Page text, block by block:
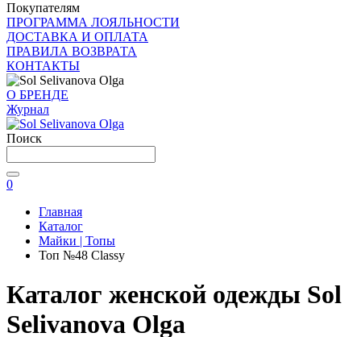
Покупателям
ПРОГРАММА ЛОЯЛЬНОСТИ
ДОСТАВКА И ОПЛАТА
ПРАВИЛА ВОЗВРАТА
КОНТАКТЫ
О БРЕНДЕ
Журнал
Поиск
0
Главная
Каталог
Майки | Топы
Топ №48 Classy
Каталог женской одежды Sol
Selivanova Olga